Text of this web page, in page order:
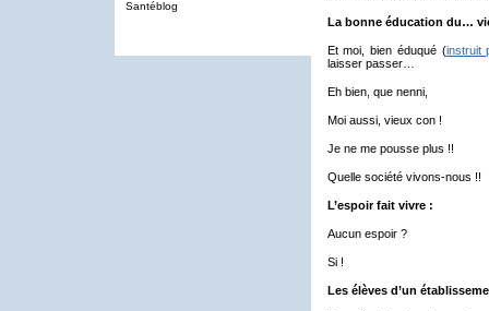
Santéblog
La bonne éducation du…
Et moi, bien éduqué (instruit
laisser passer…
Eh bien, que nenni,
Moi aussi, vieux con !
Je ne me pousse plus !!
Quelle société vivons-nous !!
L’espoir fait vivre :
Aucun espoir ?
Si !
Les élèves d’un